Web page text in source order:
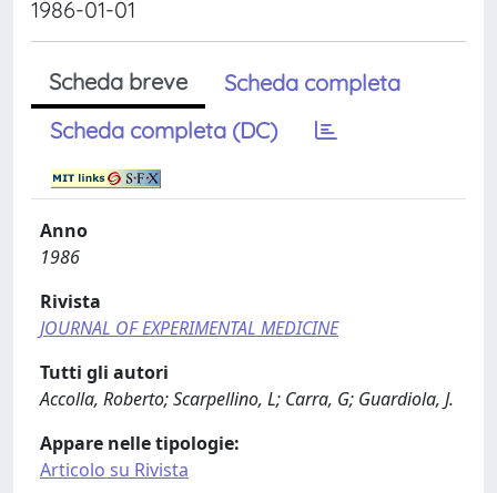
1986-01-01
Scheda breve
Scheda completa
Scheda completa (DC)
Anno
1986
Rivista
JOURNAL OF EXPERIMENTAL MEDICINE
Tutti gli autori
Accolla, Roberto; Scarpellino, L; Carra, G; Guardiola, J.
Appare nelle tipologie:
Articolo su Rivista